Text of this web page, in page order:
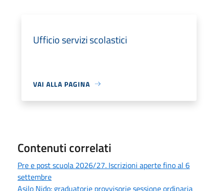
Ufficio servizi scolastici
VAI ALLA PAGINA
Contenuti correlati
Pre e post scuola 2026/27. Iscrizioni aperte fino al 6
settembre
Asilo Nido: graduatorie provvisorie sessione ordinaria